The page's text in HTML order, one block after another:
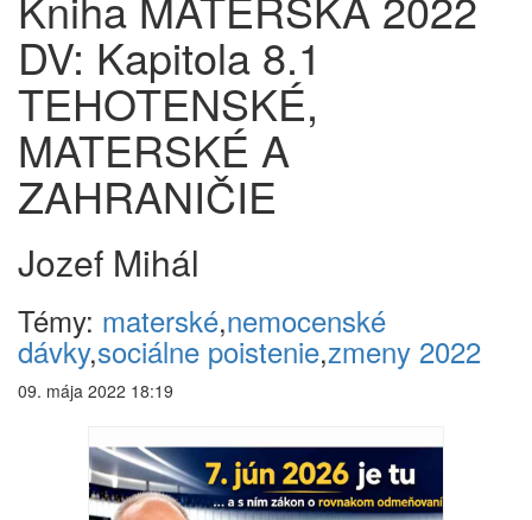
DV: Kapitola 8.1
TEHOTENSKÉ,
MATERSKÉ A
ZAHRANIČIE
Jozef Mihál
Témy: materské,nemocenské
dávky,sociálne poistenie,zmeny 2022
09. mája 2022 18:19